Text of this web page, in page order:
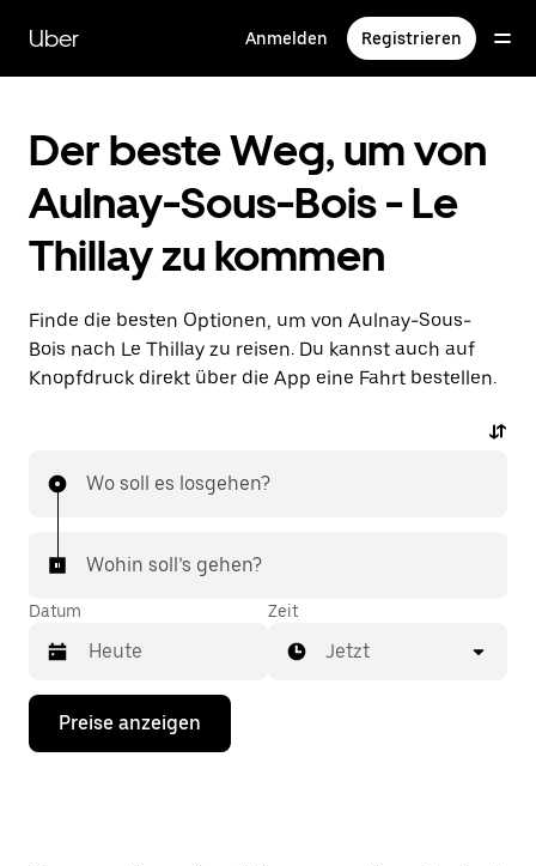
zum
Hauptinhalt
Uber Anmelden Registrieren
Der beste Weg, um von
Aulnay-Sous-Bois - Le
Thillay zu kommen
Finde die besten Optionen, um von Aulnay-Sous-
Bois nach Le Thillay zu reisen. Du kannst auch auf
Knopfdruck direkt über die App eine Fahrt bestellen.
Wo soll es losgehen?
Wohin soll’s gehen?
Datum
Drücke
Nach-
Zeit
Jetzt
Preise anzeigen